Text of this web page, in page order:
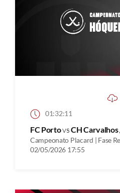
01:32:11
FC PortovsCH
Campeonato Placard | Fase
02/05/2026 17:55